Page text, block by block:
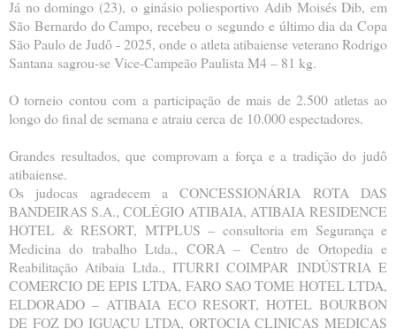
Já no domingo (23), o ginásio poliesportivo Adib Moisés Dib, em
São Bernardo do Campo, recebeu o segundo e último dia da Copa
São Paulo de Judô - 2025, onde o atleta atibaiense veterano Rodrigo
Santana sagrou-se Vice-Campeão Paulista M4 – 81 kg.
O torneio contou com a participação de mais de 2.500 atletas ao
longo do final de semana e atraiu cerca de 10.000 espectadores.
Grandes resultados, que comprovam a força e a tradição do judô
atibaiense.
Os judocas agradecem a CONCESSIONÁRIA ROTA DAS
BANDEIRAS S.A., COLÉGIO ATIBAIA, ATIBAIA RESIDENCE
HOTEL & RESORT, MTPLUS – consultoria em Segurança e
Medicina do trabalho Ltda., CORA – Centro de Ortopedia e
Reabilitação Atibaia Ltda., ITURRI COIMPAR INDÚSTRIA E
COMERCIO DE EPIS LTDA, FARO SAO TOME HOTEL LTDA,
ELDORADO – ATIBAIA ECO RESORT, HOTEL BOURBON
DE FOZ DO IGUAÇULTDA, ORTOCIA CLINICAS MEDICAS